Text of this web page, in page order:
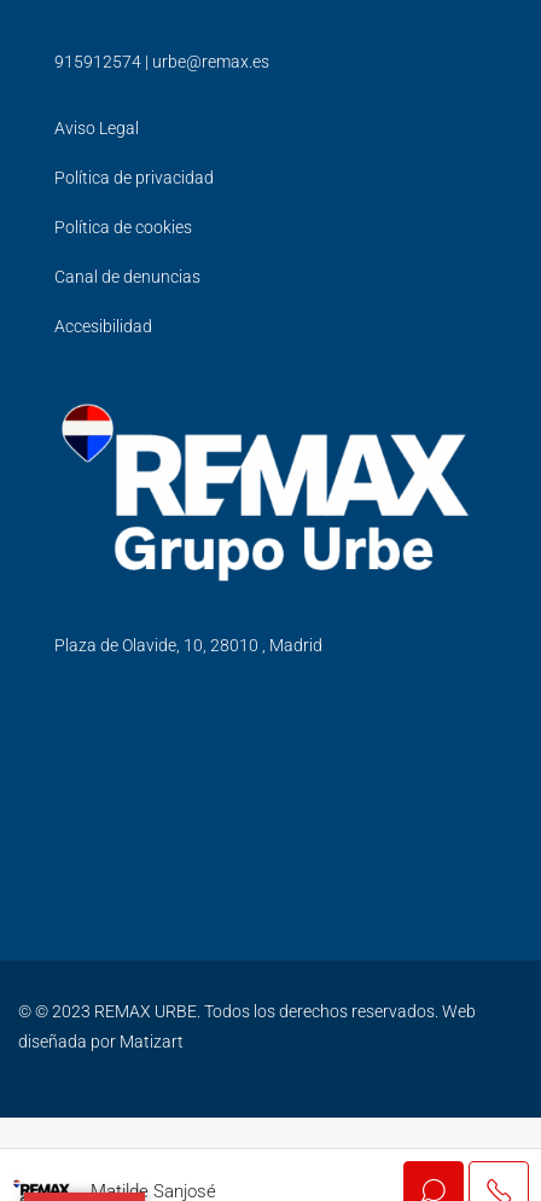
915912574 | urbe@remax.es
Aviso Legal
Política de privacidad
Política de cookies
Canal de denuncias
Accesibilidad
Plaza de Olavide, 10, 28010 , Madrid
© © 2023 REMAX URBE. Todos los derechos reservados. Web
diseñada por Matizart
Matilde Sanjosé